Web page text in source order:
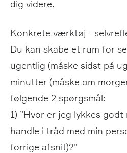
dig videre.
Konkrete værktøj -
Du kan skabe et rum for
ugentlig (måske sidst på
minutter (måske om
følgende 2 spørgsmål:
1) ”Hvor er jeg lykkes
handle i tråd med min
forrige afsnit)?”